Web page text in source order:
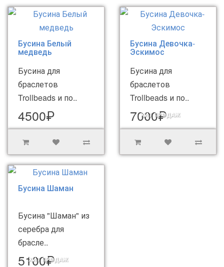
Бусина Белый
медведь
Бусина для
браслетов
Trollbeads и по..
4500₽
Бусина Девочка-
Эскимос
Бусина для
браслетов
Trollbeads и по..
ХИТ ПРОДАЖ
7000₽
Бусина Шаман
Бусина "Шаман" из
серебра для
брасле..
ХИТ ПРОДАЖ
5100₽